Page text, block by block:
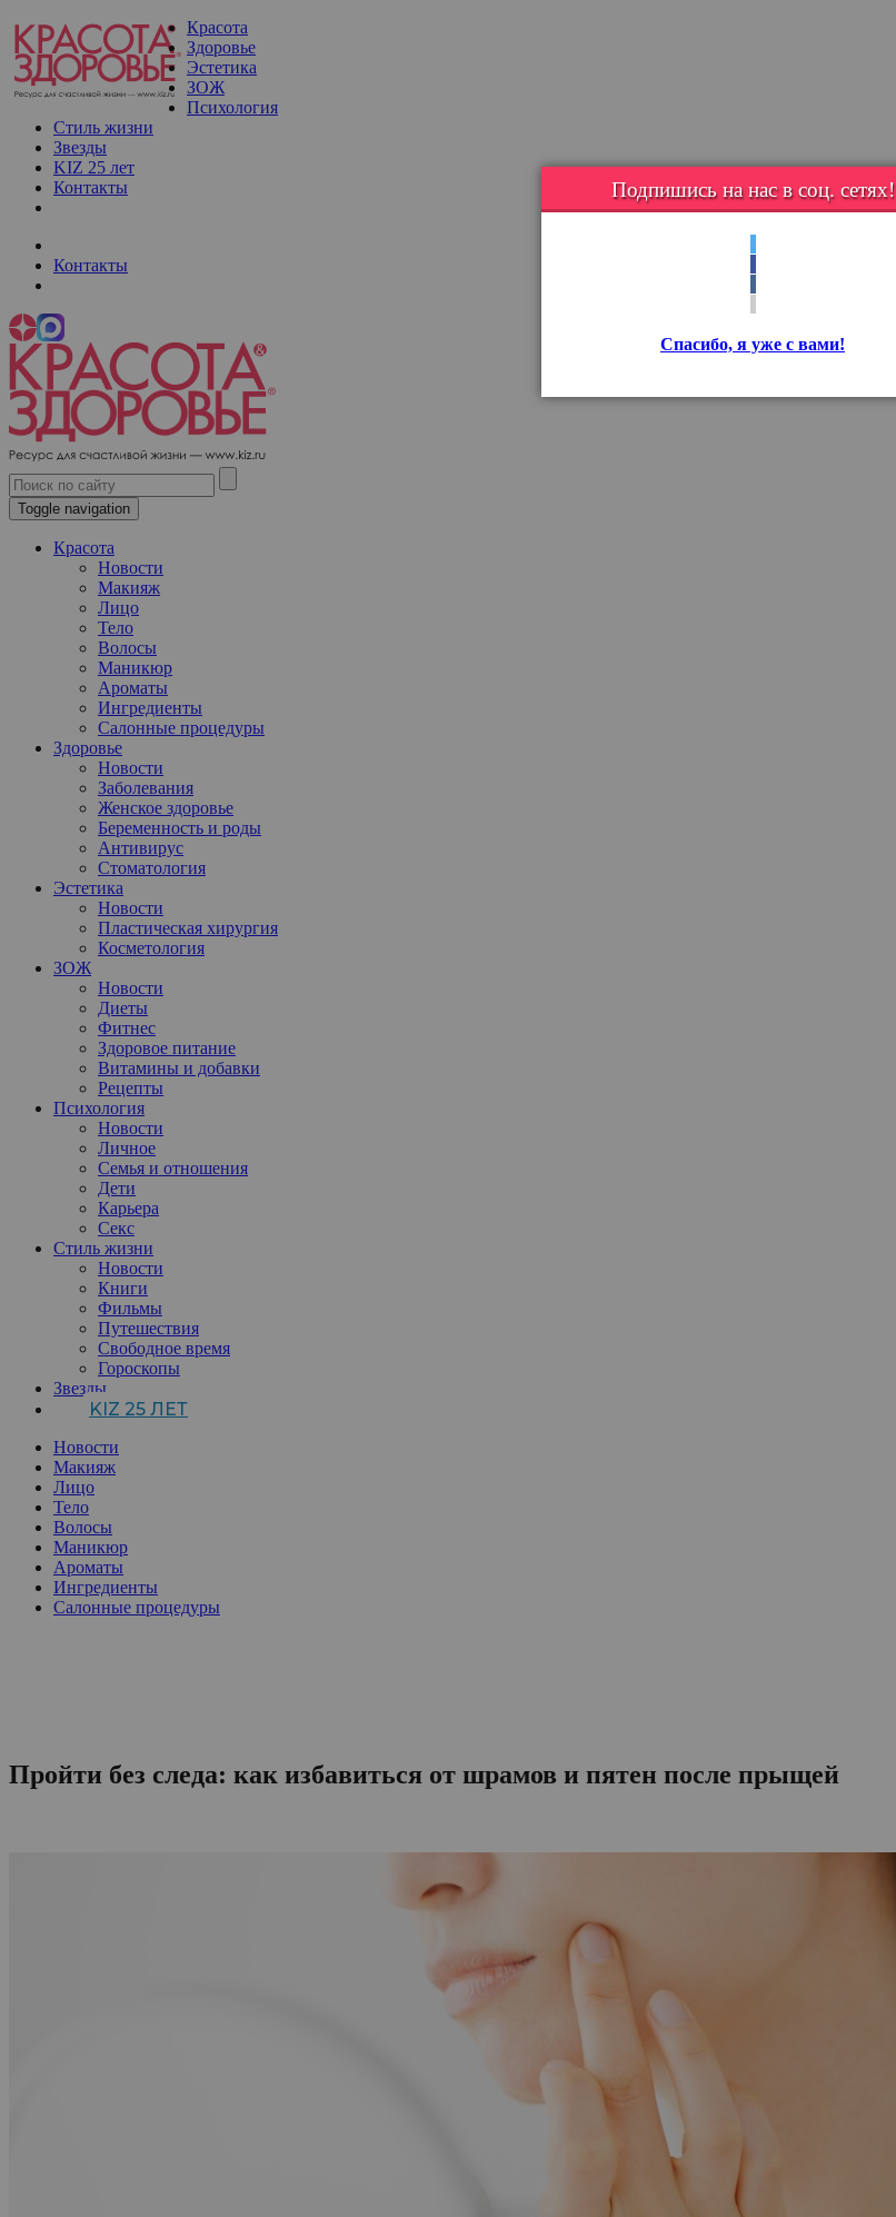
Красота
Здоровье
Эстетика
ЗОЖ
Психология
Стиль жизни
Звезды
KIZ 25 лет
Контакты
Контакты
Toggle navigation
Красота
Новости
Макияж
Лицо
Тело
Волосы
Маникюр
Ароматы
Ингредиенты
Салонные процедуры
Здоровье
Новости
Заболевания
Женское здоровье
Беременность и роды
Антивирус
Стоматология
Эстетика
Новости
Пластическая хирургия
Косметология
ЗОЖ
Новости
Диеты
Фитнес
Здоровое питание
Витамины и добавки
Рецепты
Психология
Новости
Личное
Семья и отношения
Дети
Карьера
Секс
Стиль жизни
Новости
Книги
Фильмы
Путешествия
Свободное время
Гороскопы
Звезды
KIZ 25 ЛЕТ
Новости
Макияж
Лицо
Тело
Волосы
Маникюр
Ароматы
Ингредиенты
Салонные процедуры
Подпишись на нас в соц. сетях!
Спасибо, я уже с вами!
Пройти без следа: как избавиться от шрамов и пятен после прыщей